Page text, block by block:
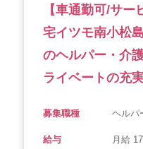
【車通勤可/サ
宅イツモ南小松
のヘルパー・介
ライベートの充
募集職種 ヘルパ
給与 月給